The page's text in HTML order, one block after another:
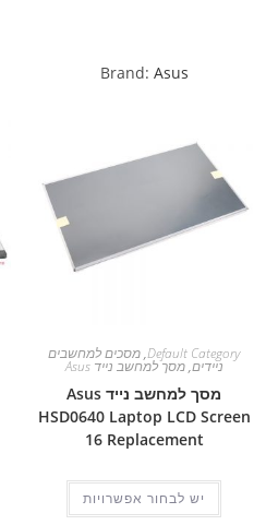
Brand: Asus
Default Category
,מסכים למחשבים
ניידים,מסך למחשב נייד Asus
מסך למחשב נייד Asus
HSD0640 Laptop LCD Screen
16 Replacement
יש לבחור אפשרויות